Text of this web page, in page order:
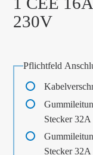
230V
Pflichtfeld
Stecker
Stecker